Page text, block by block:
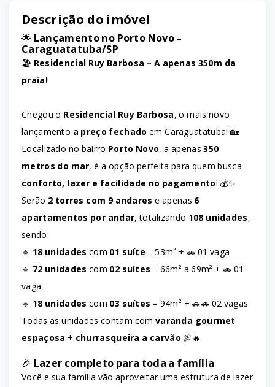
Descrição do imóvel
🌟 Lançamento no Porto Novo –
Caraguatatuba/SP
🏖️ Residencial Ruy Barbosa – A apenas 350m da
praia!
Chegou o Residencial Ruy Barbosa, o mais novo
lançamento a preço fechado em Caraguatatuba! 🏡
Localizado no bairro Porto Novo, a apenas350
metros do mar, é a opção perfeita para quem busca
conforto, lazer e facilidade no pagamento! 💰✨
Serão 2 torres com 9 andares e apenas 6
apartamentos por andar, totalizando 108 unidades,
sendo:
🔹 18 unidades com 01 suíte – 53m² + 🚗 01 vaga
🔹 72 unidades com 02 suítes – 66m² a 69m² + 🚗 01
vaga
🔹 18 unidades com 03 suítes – 94m² + 🚗🚗 02 vagas
Todas as unidades contam com varanda gourmet
espaçosa + churrasqueira a carvão 🍖🔥
🎉 Lazer completo para toda a família
Você e sua família vão aproveitar uma estrutura de lazer